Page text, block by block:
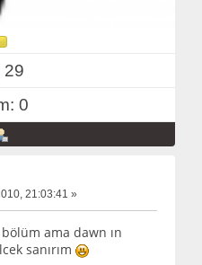
29
0
21:03:41 »
ama dawn ın
sanırım